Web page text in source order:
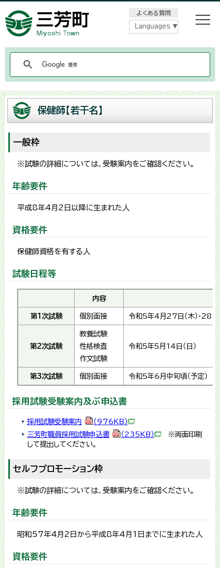
よくある質問
Languages
保健師【若干名】
一般枠
※試験の詳細については、受験案内をご確認ください。
年齢要件
平成8年4月2日以降に生まれた人
資格要件
保健師資格を有する人
試験日程等
内容
第1次試験 個別面接 令和5年4月27日（木）・28日（
第2次試験
教養試験
性格検査
作文試験
令和5年5月14日（日）
第3次試験 個別面接 令和5年6月中旬頃（予定）
採用試験受験案内及ぶ申込書
採用試験受験案内
（976KB）
三芳町職員採用試験申込書
（235KB）
※両面印刷
して提出してください。
セルフプロモーション枠
※試験の詳細については、受験案内をご確認ください。
年齢要件
昭和57年4月2日から平成8年4月1日までに生まれた人
資格要件